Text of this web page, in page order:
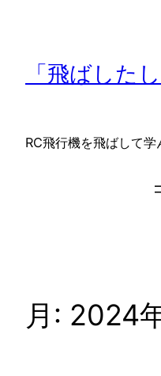
「飛ばした
RC飛行機を飛ばして学
月: 2024